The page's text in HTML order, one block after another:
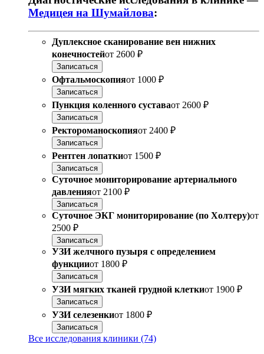
Медицея на Шумайлова:
Дуплексное сканирование вен нижних
конечностейот 2600 ₽
Записаться
Офтальмоскопияот 1000 ₽
Записаться
Пункция коленного суставаот 2600 ₽
Записаться
Ректороманоскопияот 2400 ₽
Записаться
Рентген лопаткиот 1500 ₽
Записаться
Суточное мониторирование артериального
давленияот 2100 ₽
Записаться
Суточное ЭКГ мониторирование (по Холтеру)от
2500 ₽
Записаться
УЗИ желчного пузыря с определением
функцииот 1800 ₽
Записаться
УЗИ мягких тканей грудной клеткиот 1900 ₽
Записаться
УЗИ селезенкиот 1800 ₽
Записаться
Все исследования клиники (74)